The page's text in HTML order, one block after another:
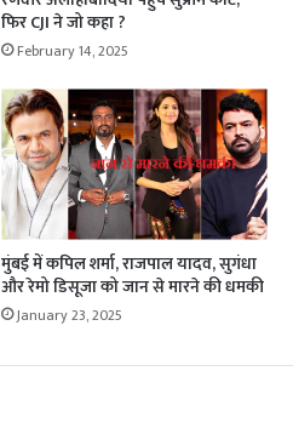
फिर CJI ने जो कहा ?
February 14, 2025
मुंबई में कपिल शर्मा, राजपाल यादव, सुगंधा
और रेमो डिसूजा को जान से मारने की धमकी
January 23, 2025